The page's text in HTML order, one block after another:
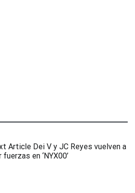
ArticleDei V y JC Reyes vuelven a
fuerzas en ‘NYX00’